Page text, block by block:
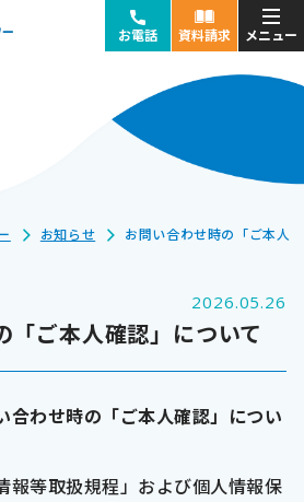
お電話 資料請求
くの拠点に
にお電話ください
日9:00〜18:00(土日祝休み)
立川支部
千住支部
仙台支部
浜松支部
お知らせ お問い合わせ時の「ご本人
2026.05.26
「ご本人確認」について
合わせ時の「ご本人確認」につい
報等取扱規程」および個人情報保